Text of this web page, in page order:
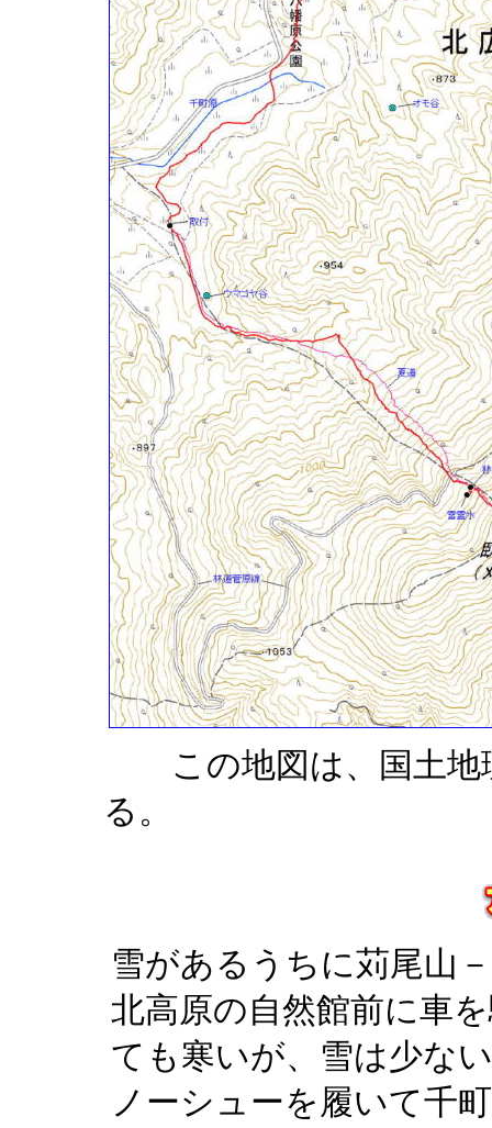
この地図は、国土地
る。
雪があるうちに苅尾山
北高原の自然館前に車
ても寒いが、雪は少な
ノーシューを履いて千